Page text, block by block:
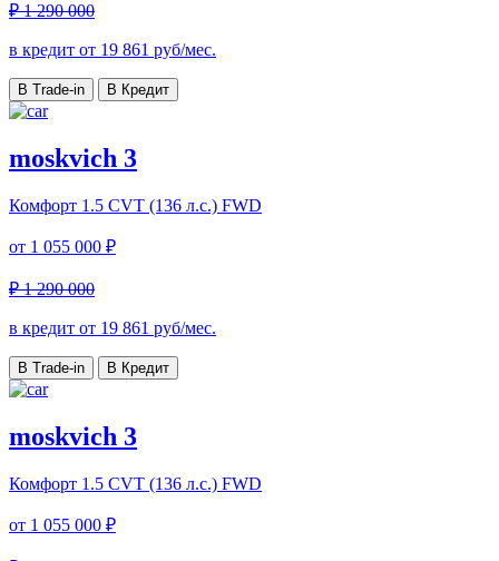
₽ 1 290 000
в кредит от 19 861 руб/мес.
В Trade-in В Кредит
moskvich 3
Комфорт 1.5 CVT (136 л.с.) FWD
от 1 055 000 ₽
₽ 1 290 000
в кредит от 19 861 руб/мес.
В Trade-in В Кредит
moskvich 3
Комфорт 1.5 CVT (136 л.с.) FWD
от 1 055 000 ₽